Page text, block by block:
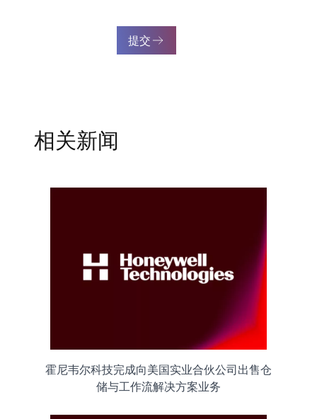
提交
相关新闻
霍尼韦尔科技完成向美国实业合伙公司出售仓
储与工作流解决方案业务